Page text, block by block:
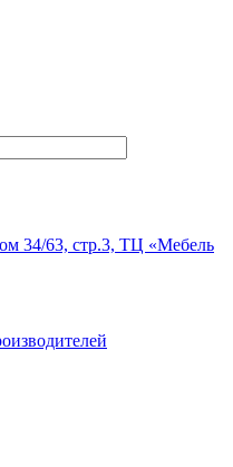
34/63, стр.3, ТЦ «Мебель